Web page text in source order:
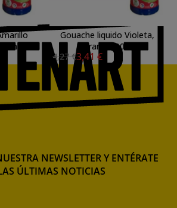
ml.
Gouache liquido Violeta,
Lefranc, 500 ml.
4,27 €3,41 €
NEWSLETTER Y ENTÉRATE
ÚLTIMAS NOTICIAS